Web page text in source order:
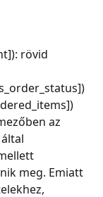
rövid
az
meg. Emiatt